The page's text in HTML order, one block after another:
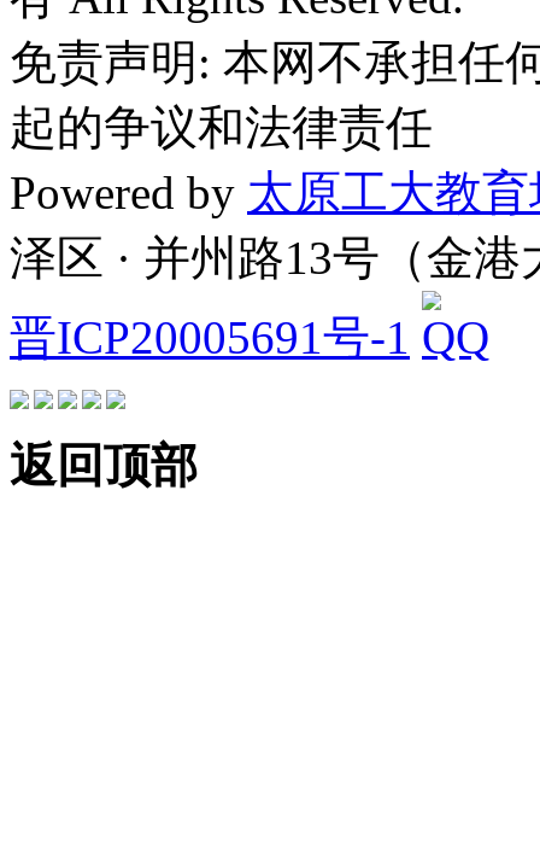
免责声明: 本网不承担任
起的争议和法律责任
Powered by 太原工大教
泽区 · 并州路13号（金
晋ICP20005691号-1
返回顶部